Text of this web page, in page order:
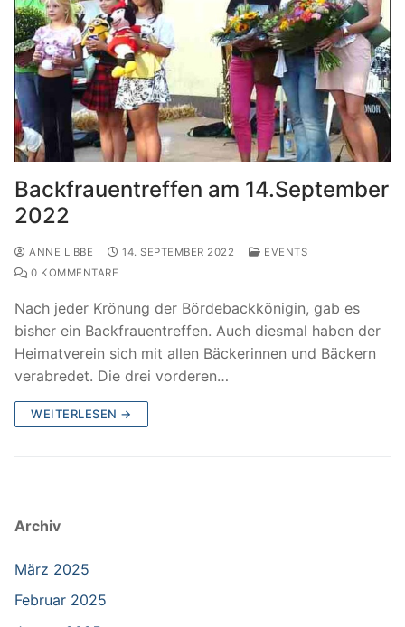
Backfrauentreffen am 14.September
2022
ANNE LIBBE 14. SEPTEMBER 2022
EVENTS
0 KOMMENTARE
Nach jeder Krönung der Bördebackkönigin, gab es
bisher ein Backfrauentreffen. Auch diesmal haben der
Heimatverein sich mit allen Bäckerinnen und Bäckern
verabredet. Die drei vorderen…
WEITERLESEN →
Archiv
März 2025
Februar 2025